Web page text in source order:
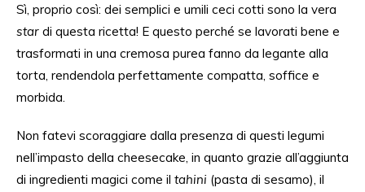
Sì, proprio così: dei semplici e umili ceci cotti sono la vera
star di questa ricetta! E questo perché se lavorati bene e
trasformati in una cremosa purea fanno da legante alla
torta, rendendola perfettamente compatta, soffice e
morbida.
Non fatevi scoraggiare dalla presenza di questi legumi
nell’impasto della cheesecake, in quanto grazie all’aggiunta
di ingredienti magici come il tahini (pasta di sesamo), il